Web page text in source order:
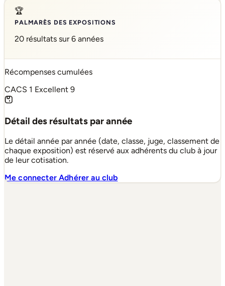
🏆
PALMARÈS DES EXPOSITIONS
20 résultats sur 6 années
Récompenses cumulées
CACS 1 Excellent 9
Détail des résultats par année
Le détail année par année (date, classe, juge, classement de
chaque exposition) est réservé aux adhérents du club à jour
de leur cotisation.
Me connecterAdhérer au club